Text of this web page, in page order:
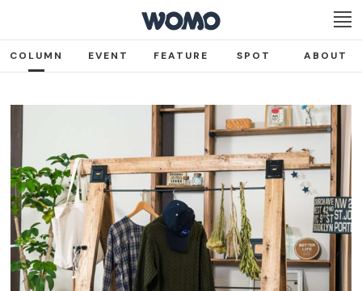
COLUMN EVENT FEATURE SPOT ABOUT